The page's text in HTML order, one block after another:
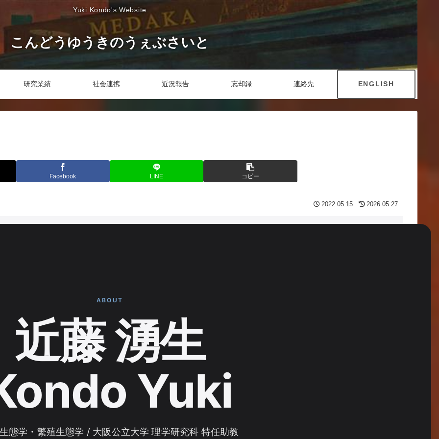
Yuki Kondo's Website
こんどうゆうきのうぇぶさいと
研究業績 社会連携 近況報告 忘却録 連絡先 ENGLISH
Facebook LINE コピー
2022.05.15 2026.05.27
ABOUT
近藤 湧生
Yuki
態学・繁殖生態学 / 大阪公立大学 理学研究科 特任助教